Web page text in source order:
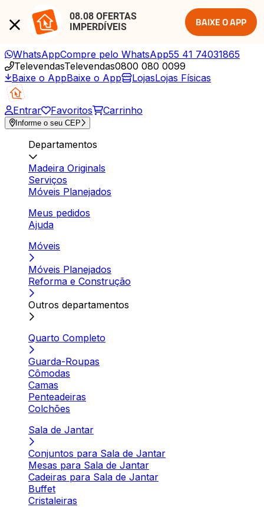
08.08 OFERTAS
IMPERDÍVEIS
BAIXE O APP
WhatsAppCompre pelo WhatsApp55 41 74031865
TelevendasTelevendas0800 080 0099
Baixe o AppBaixe o App LojasLojas Físicas
Entrar Favoritos Carrinho
Informe o seu CEP
Departamentos
Madeira Originals
Serviços
Móveis Planejados
Meus pedidos
Ajuda
Móveis
Móveis Planejados
Reforma e Construção
Outros departamentos
Quarto Completo
Guarda-Roupas
Cômodas
Camas
Penteadeiras
Colchões
Sala de Jantar
Conjuntos para Sala de Jantar
Mesas para Sala de Jantar
Cadeiras para Sala de Jantar
Buffet
Cristaleiras